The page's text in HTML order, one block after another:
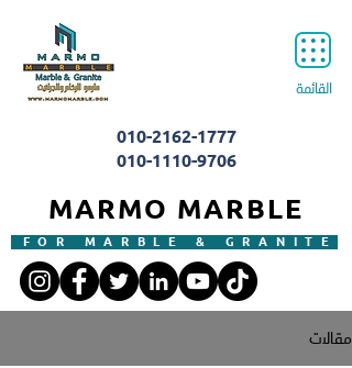
القائمة
MARMO MARBLE
FOR MARBLE & GRANITE
010-2162-1777
010-1110-9706
مقالات